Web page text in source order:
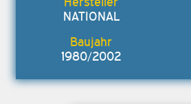
NATIONAL
1980/2002